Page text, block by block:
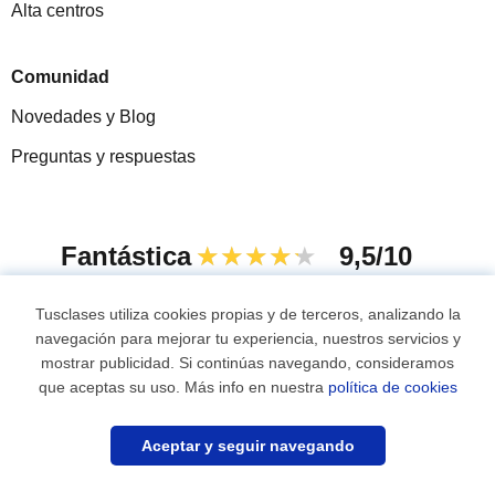
¿Necesitas profesor?
Encuéntralo ahora 0
Alta centros
Comunidad
Novedades y Blog
Preguntas y respuestas
Fantástica ★★★★★ 9,5/10
© 2007 - 2026 Tusclases.co
Mapa web:Profesores particulares
Tusclases utiliza cookies propias y de terceros, analizando la
navegación para mejorar tu experiencia, nuestros servicios y
mostrar publicidad. Si continúas navegando, consideramos
que aceptas su uso. Más info en nuestra política de cookies
Aceptar y seguir navegando